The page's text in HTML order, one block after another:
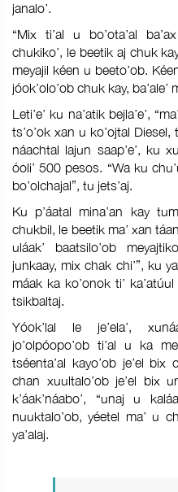
janalo’.
“Mix ti’al u bo’ota’al
chukiko’, le beetik aj chuk
meyajil kéen u beeto’ob.
jóok’olo’ob chuk kay,
Leti’e’ ku na’atik bejla’e’,
ts’o’ok xan u ko’ojtal
náachtal lajun saap’e’, ku
óoli’ 500 pesos. “Wa ku
bo’olchajal”, tu jets’aj.
Ku p’áatal mina’an kay
chukbil, le beetik ma’ xan
uláak’ baatsilo’ob
junkaay, mix chak chi’”, ku
máak ka ko’onok ti’
tsikbaltaj.
Yóok’lal le je’ela’,
jo’olpóopo’ob ti’al u ka
tséenta’al kayo’ob je’el
chan xuultalo’ob je’el bix
k’áak’náabo’, “unaj u
nuuktalo’ob, yéetel ma’ u
ya’alaj.